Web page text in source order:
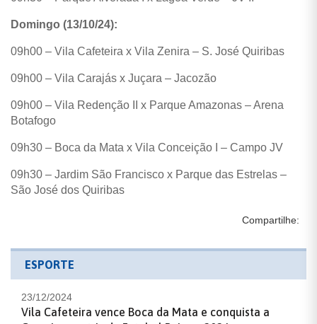
Domingo (13/10/24):
09h00 – Vila Cafeteira x Vila Zenira – S. José Quiribas
09h00 – Vila Carajás x Juçara – Jacozão
09h00 – Vila Redenção II x Parque Amazonas – Arena
Botafogo
09h30 – Boca da Mata x Vila Conceição I – Campo JV
09h30 – Jardim São Francisco x Parque das Estrelas –
São José dos Quiribas
Compartilhe:
ESPORTE
23/12/2024
Vila Cafeteira vence Boca da Mata e conquista a